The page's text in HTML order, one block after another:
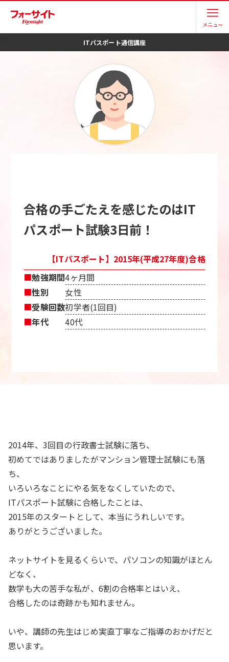
メニュー
ITパスポート通信講座
合格の手ごたえを感じたのはIT
パスポート試験3日前！
【ITパスポート】2015年(平成27年度)合格
■勉強期間4ヶ月間
■性別
女性
■受験回数初学者(1回目)
■年代 40代
2014年、3回目の行政書士試験に落ち、
初めてではありましたがマンション管理士試験にも落
ち、
いろいろなことにやる気をなくしていたので、
ITパスポート試験に合格したことは、
2015年のスタートとして、本当にうれしいです。
ありがとうございました。
ネットサイトを見るくらいで、パソコンの知識がほとん
どなく、
数学も大の苦手な私が、6割の合格率とはいえ、
合格したのは奇跡かも知れません。
いや、講師の先生はじめ実直丁寧なご指導のおかげだと
思います。